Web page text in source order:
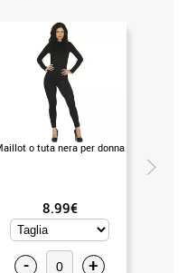
o tuta nera per donna
8.99€
- +